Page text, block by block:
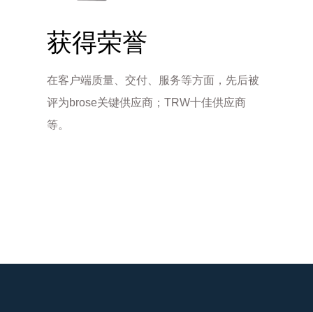
获得荣誉
在客户端质量、交付、服务等方面，先后被
评为brose关键供应商；TRW十佳供应商
等。